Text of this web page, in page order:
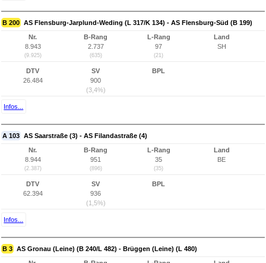
B 200 AS Flensburg-Jarplund-Weding (L 317/K 134) - AS Flensburg-Süd (B 199)
Nr.
8.943
(9.925)
B-Rang
2.737
(635)
L-Rang
97
(21)
Land
SH
DTV
26.484
SV
900
(3,4%)
BPL
Infos...
A 103 AS Saarstraße (3) - AS Filandastraße (4)
Nr.
8.944
(2.387)
B-Rang
951
(896)
L-Rang
35
(35)
Land
BE
DTV
62.394
SV
936
(1,5%)
BPL
Infos...
B 3 AS Gronau (Leine) (B 240/L 482) - Brüggen (Leine) (L 480)